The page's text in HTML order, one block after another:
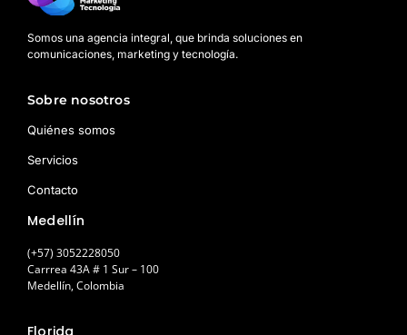
Somos una agencia integral, que brinda soluciones en
comunicaciones, marketing y tecnología.
Sobre nosotros
Quiénes somos
Servicios
Contacto
Medellín
(+57) 3052228050
Carrrea 43A # 1 Sur – 100
Medellín, Colombia